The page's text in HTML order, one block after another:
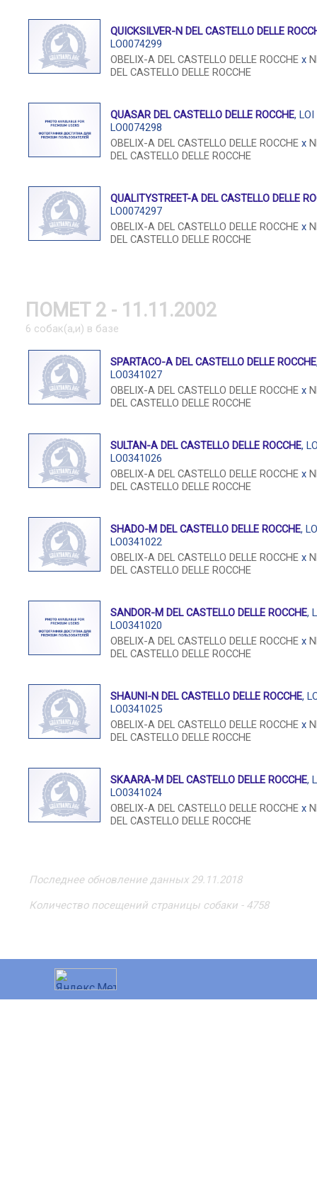
QUICKSILVER-N DEL CASTELLO DELLE
LO0074299
OBELIX-A DEL CASTELLO DELLE ROCCHE x
DEL CASTELLO DELLE ROCCHE
QUASAR DEL CASTELLO DELLE ROCCHE, LOI
LO0074298
OBELIX-A DEL CASTELLO DELLE ROCCHE x
DEL CASTELLO DELLE ROCCHE
QUALITYSTREET-A DEL CASTELLO DELLE
LO0074297
OBELIX-A DEL CASTELLO DELLE ROCCHE x
DEL CASTELLO DELLE ROCCHE
ПОМЕТ 2 - 11.11.2002
6 собак(а,и) в базе
SPARTACO-A DEL CASTELLO DELLE ROCCHE
LO0341027
OBELIX-A DEL CASTELLO DELLE ROCCHE x
DEL CASTELLO DELLE ROCCHE
SULTAN-A DEL CASTELLO DELLE ROCCHE,
LO0341026
OBELIX-A DEL CASTELLO DELLE ROCCHE x
DEL CASTELLO DELLE ROCCHE
SHADO-M DEL CASTELLO DELLE ROCCHE,
LO0341022
OBELIX-A DEL CASTELLO DELLE ROCCHE x
DEL CASTELLO DELLE ROCCHE
SANDOR-M DEL CASTELLO DELLE ROCCHE,
LO0341020
OBELIX-A DEL CASTELLO DELLE ROCCHE x
DEL CASTELLO DELLE ROCCHE
SHAUNI-N DEL CASTELLO DELLE ROCCHE,
LO0341025
OBELIX-A DEL CASTELLO DELLE ROCCHE x
DEL CASTELLO DELLE ROCCHE
SKAARA-M DEL CASTELLO DELLE ROCCHE,
LO0341024
OBELIX-A DEL CASTELLO DELLE ROCCHE x
DEL CASTELLO DELLE ROCCHE
Последнее обновление данных 29.11.2018
Количество посещений страницы собаки - 4758